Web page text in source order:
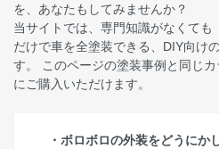
を、あなたもしてみませんか？
当サイトでは、専門知識がなくても
だけで車を全塗装できる、DIY向け
す。 このページの塗装事例と同じ
にご購入いただけます。
・ボロボロの外装をどうにか